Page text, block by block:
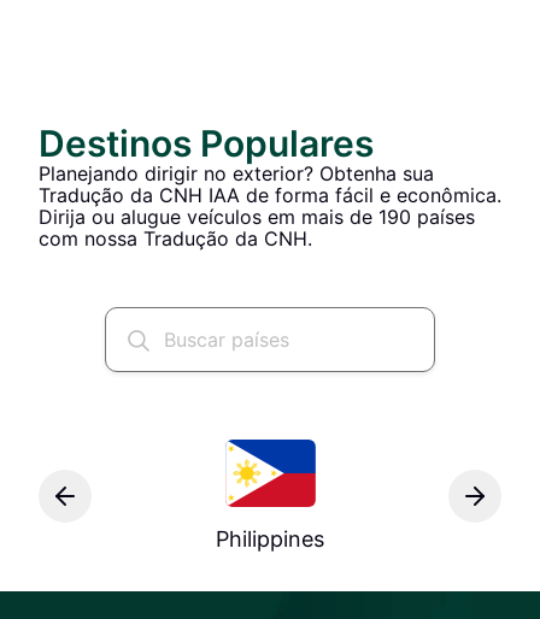
Destinos Populares
Planejando dirigir no exterior? Obtenha sua
Tradução da CNH IAA de forma fácil e econômica.
Dirija ou alugue veículos em mais de 190 países
com nossa Tradução da CNH.
Philippines